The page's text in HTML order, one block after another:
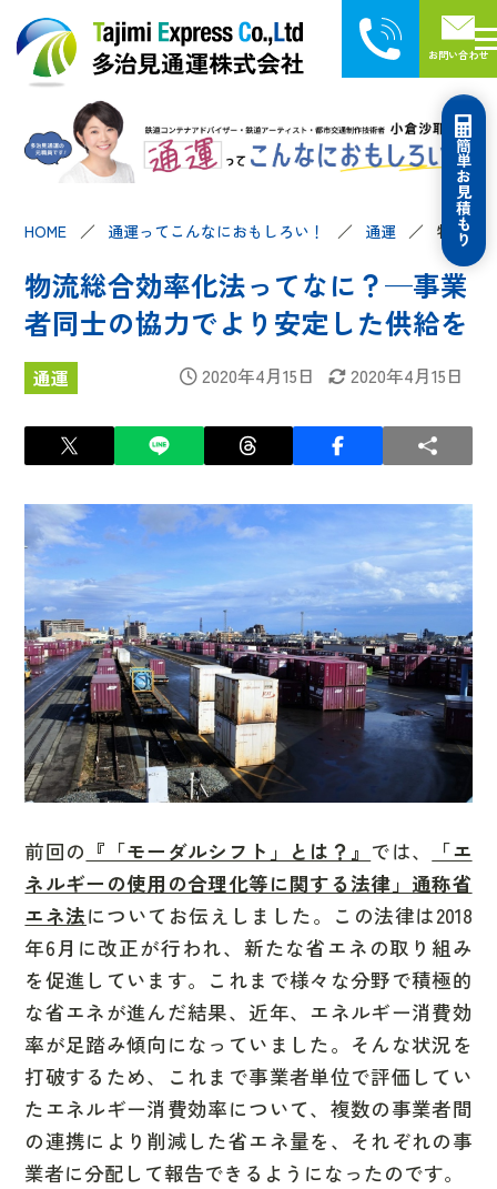
お問い合わせ
簡単お見積もり
HOME 通運ってこんなにおもしろい！ 通運 物流総
物流総合効率化法ってなに？—事業
者同士の協力でより安定した供給を
通運 2020年4月15日 2020年4月15日
前回の 『「モーダルシフト」とは？』 では、
「エ
ネルギーの使用の合理化等に関する法律」通称省
エネ法についてお伝えしました。この法律は2018
年6月に改正が行われ、新たな省エネの取り組み
を促進しています。これまで様々な分野で積極的
な省エネが進んだ結果、近年、エネルギー消費効
率が足踏み傾向 になっていました。そんな状況を
打破するため、
これまで事業者単位で評価してい
たエネルギー消費効率について、複数の事業者間
の連携により削減した省エネ量を、それぞれの事
業者に分配して報告できるようになったのです。